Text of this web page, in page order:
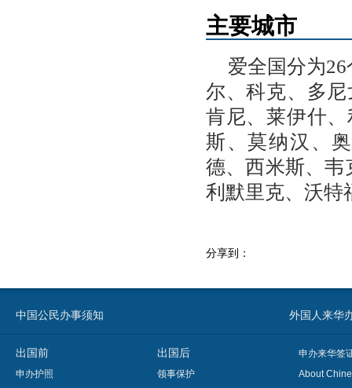
主要城市
爱全国分为
尔、科克、多
肯尼、莱伊什
斯、莫纳汉、
德、西米斯、韦
利默里克、沃特
分享到：
中国公民办事须知 外国人来华
出国前
申办护照
出国后
领事保护
申办来华签
About